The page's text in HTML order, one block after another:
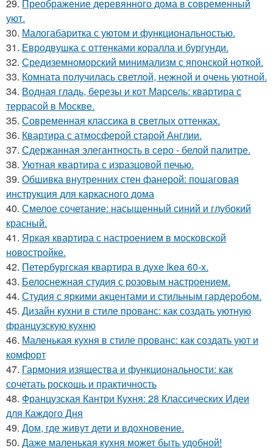
29. Преображение деревянного дома в современный
уют.
30. Малогабаритка с уютом и функциональностью.
31. Евродвушка с оттенками коралла и бургунди.
32. Средиземноморский минимализм с японской ноткой.
33. Комната получилась светлой, нежной и очень уютной.
34. Водная гладь, березы и кот Марсель: квартира с
террасой в Москве.
35. Современная классика в светлых оттенках.
36. Квартира с атмосферой старой Англии.
37. Сдержанная элегантность в серо - белой палитре.
38. Уютная квартира с изразцовой печью.
39. Обшивка внутренних стен фанерой: пошаговая
инструкция для каркасного дома
40. Смелое сочетание: насыщенный синий и глубокий
красный.
41. Яркая квартира с настроением в московской
новостройке.
42. Петербургская квартира в духе Ikea 60-х.
43. Белоснежная студия с розовым настроением.
44. Студия с яркими акцентами и стильным гардеробом.
45. Дизайн кухни в стиле прованс: как создать уютную
французскую кухню
46. Маленькая кухня в стиле прованс: как создать уют и
комфорт
47. Гармония изящества и функциональности: как
сочетать роскошь и практичность
48. Французская Кантри Кухня: 28 Классических Идеи
для Каждого Дня
49. Дом, где живут дети и вдохновение.
50. Даже маленькая кухня может быть удобной!